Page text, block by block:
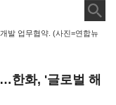
발 업무협약. (사진=연합뉴
한화, '글로벌 해